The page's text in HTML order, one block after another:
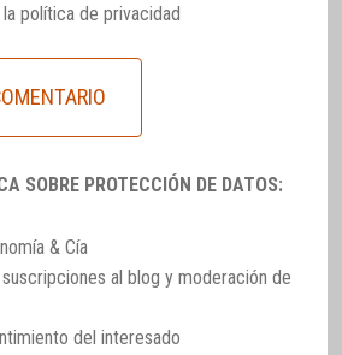
política de privacidad
SOBRE PROTECCIÓN DE DATOS:
& Cía
al blog y moderación de
del interesado